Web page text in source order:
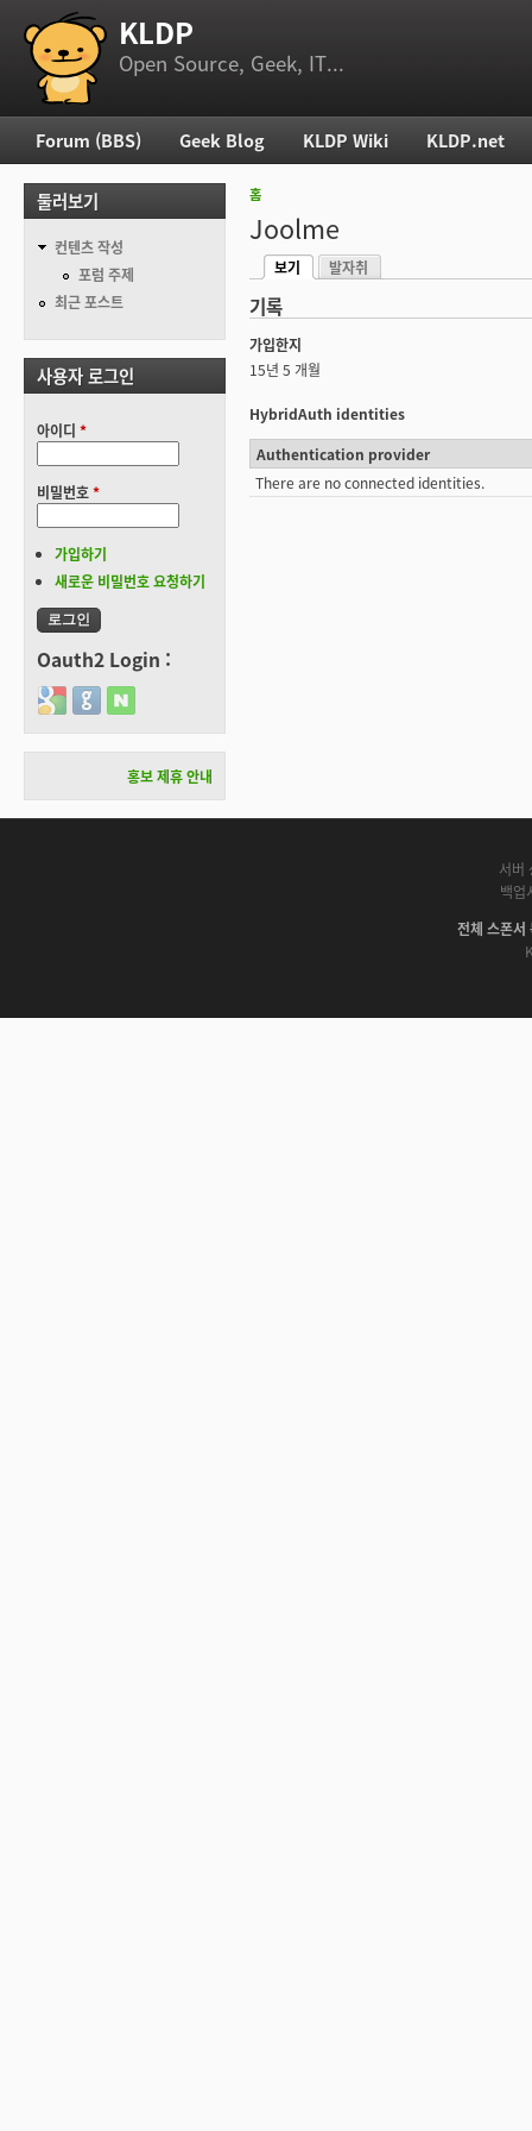
부 메뉴 KLDP
Open Source, Geek, IT...
현재 위치
홈
Joolme
기본탭
보기
발자취
기록
가입한지
15년 5 개월
HybridAuth identities
Authentication provider
There are no connected identities.
주 메뉴
Forum (BBS) Geek Blog KLDP Wiki KLDP.net
둘러보기
컨텐츠 작성
포럼 주제
최근 포스트
사용자 로그인
아이디 *
비밀번호*
가입하기
새로운 비밀번호 요청하기
Oauth2 Login :
Login with Google
Login with GitHub
Login with Naver
홍보 제휴 안내
서버
백업
전체 스폰서